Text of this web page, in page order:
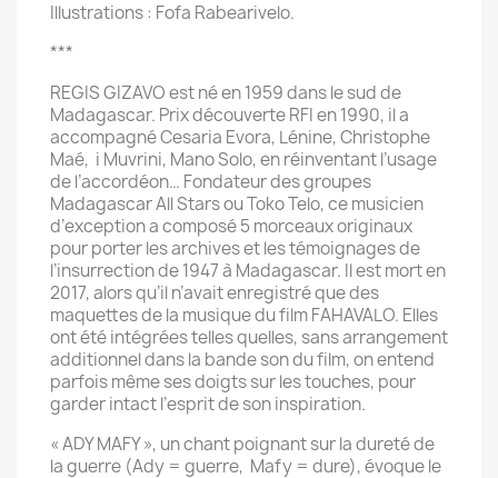
Illustrations : Fofa Rabearivelo.
***
REGIS GIZAVO est né en 1959 dans le sud de
Madagascar. Prix découverte RFI en 1990, il a
accompagné Cesaria Evora, Lénine, Christophe
Maé, i Muvrini, Mano Solo, en réinventant l’usage
de l’accordéon… Fondateur des groupes
Madagascar All Stars ou Toko Telo, ce musicien
d’exception a composé 5 morceaux originaux
pour porter les archives et les témoignages de
l’insurrection de 1947 à Madagascar. Il est mort en
2017, alors qu’il n’avait enregistré que des
maquettes de la musique du film FAHAVALO. Elles
ont été intégrées telles quelles, sans arrangement
additionnel dans la bande son du film, on entend
parfois même ses doigts sur les touches, pour
garder intact l’esprit de son inspiration.
« ADY MAFY », un chant poignant sur la dureté de
la guerre (Ady = guerre, Mafy = dure), évoque le